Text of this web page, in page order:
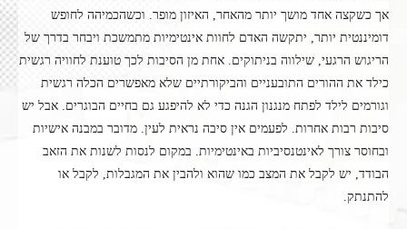
אך כשקצה אחד מושך יותר מהאחר, האיזון מופר. וכשהכמיהה לחופש
דומיננטית יותר, יתקשה האדם לחוות אינטימיות מתמשכת ויבחר בדרך של
הריגוש הרגעי, שילווה בניתוקים. אחת מן הסיבות לכך טוענת לחוויה רגשית
כילד את ההורים התובעניים והביקורתיים שלא מאפשרים הכלה רגשית
וגורמים לילד לפתח מנגנון הגנה כדי לא להיפגע גם בחיים הבוגרים. אבל יש
סיבות רבות אחרות. לפעמים אין סיבה נראית לעין. מדובר במבנה אישיות
ובחוסר צורך לאינטנסיביות באינטימיות. במקום לנסות לשנות את הזאב
הבודד, יש לקבל את המצב כמו שהוא ולהבין את המגבלות, לקבל או
להתנתק.